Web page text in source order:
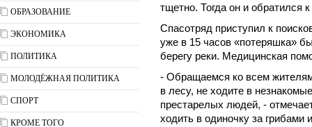
ОБРАЗОВАНИЕ
ЭКОНОМИКА
ПОЛИТИКА
МОЛОДЁЖНАЯ ПОЛИТИКА
СПОРТ
КРОМЕ ТОГО
тщетно. Тогда он и обратился
Спасотряд приступил к
уже в 15 часов «потеряшка»
берегу реки. Медицинская
- Обращаемся ко всем
в лесу, не ходите в
престарелых людей, -
ходить в одиночку за грибами